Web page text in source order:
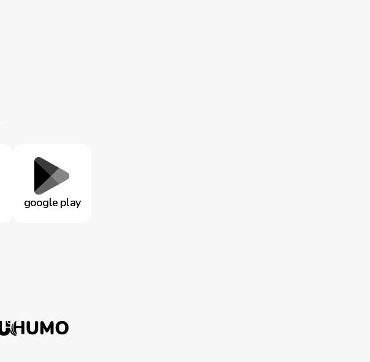
google play